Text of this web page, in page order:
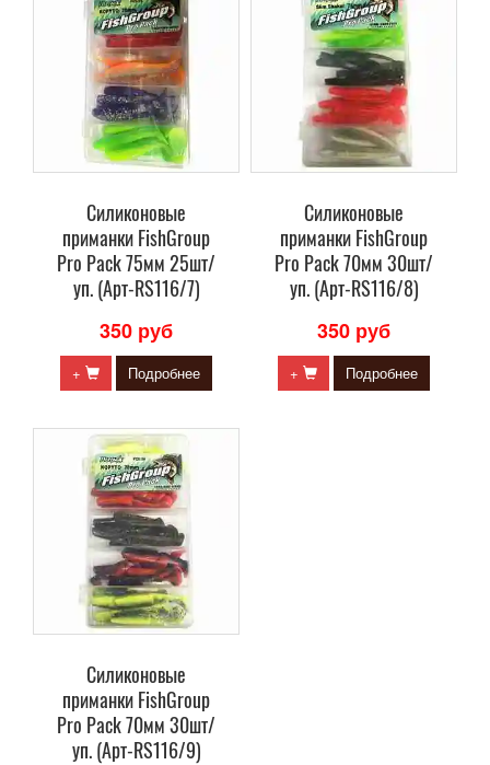
Силиконовые
приманки FishGroup
Pro Pack 75мм 25шт/
уп. (Арт-RS116/7)
350 руб
+ Подробнее
Силиконовые
приманки FishGroup
Pro Pack 70мм 30шт/
уп. (Арт-RS116/8)
350 руб
+ Подробнее
Силиконовые
приманки FishGroup
Pro Pack 70мм 30шт/
уп. (Арт-RS116/9)